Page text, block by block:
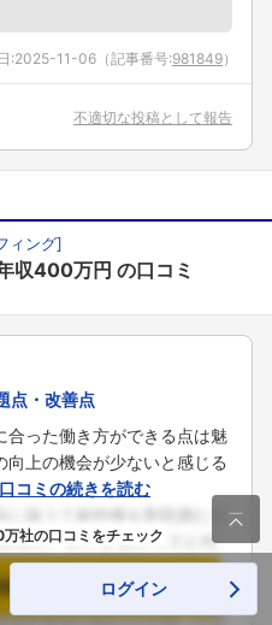
:2025-11-06 （記事番号:981849）
不適切な投稿として報告
ィング]
収400万円 の口コミ
点・改善点
合った働き方ができる点は魅
上の機会が少ないと感じる
コミの続きを読む
社の口コミをチェック
（無料）

ログイン